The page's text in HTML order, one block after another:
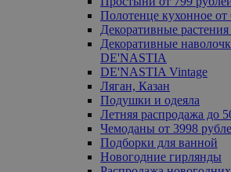
Полотенце кухонное от
Декоративные
Декоративные
DE'NASTIA
DE'NASTIA Vintage
Ляган, Казан
Подушки и одеяла
Летняя распродажа до
Чемоданы от 3998
Подборки для ванной
Новогодние гирлянды